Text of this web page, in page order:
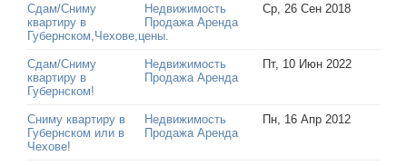
Сдам/Сниму
квартиру в
Губернском,Чехове,цены.
Недвижимость
Продажа Аренда
Ср, 26 Сен 2018
Сдам/Сниму
квартиру в
Губернском!
Недвижимость
Продажа Аренда
Пт, 10 Июн 2022
Сниму квартиру в
Губернском или в
Чехове!
Недвижимость
Продажа Аренда
Пн, 16 Апр 2012